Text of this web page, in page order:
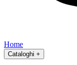
Home
Cataloghi +